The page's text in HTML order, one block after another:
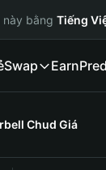
này bằng Tiếng
Swap Earn
Chud Giá